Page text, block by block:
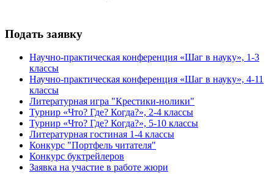
Подать заявку
Научно-практическая конференция «Шаг в науку», 1-3
классы
Научно-практическая конференция «Шаг в науку», 4-11
классы
Литературная игра "Крестики-нолики"
Турнир «Что? Где? Когда?», 2-4 классы
Турнир «Что? Где? Когда?», 5-10 классы
Литературная гостиная 1-4 классы
Конкурс "Портфель читателя"
Конкурс буктрейлеров
Заявка на участие в работе жюри